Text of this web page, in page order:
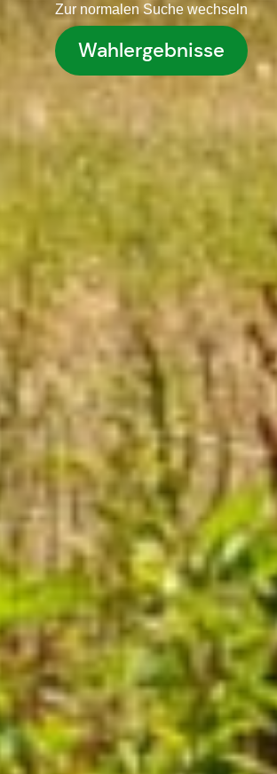
Zur normalen Suche wechseln
Wahlergebnisse